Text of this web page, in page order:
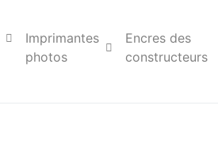
Imprimantes
photos
Encres des
constructeurs